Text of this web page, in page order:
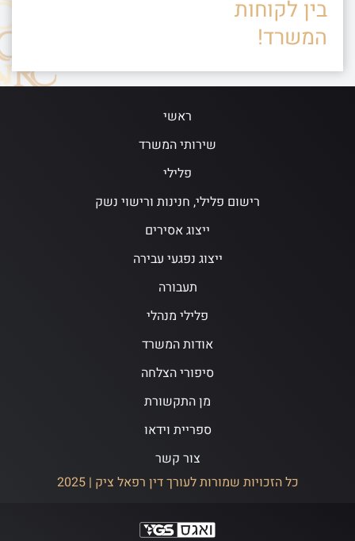
בין לקוחות
המשרד!
ראשי
שירותי המשרד
פלילי
רישום פלילי, חנינות ורישוי נשק
ייצוג אסירים
ייצוג נפגעי עבירה
תעבורה
פלילי מנהלי
אודות המשרד
סיפורי הצלחה
מן התקשורת
ספריית וידאו
צור קשר
כל הזכויות שמורות לעורך דין רפאל ציק | 2025